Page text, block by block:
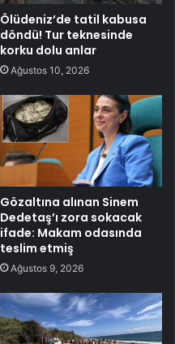
Ölüdeniz’de tatil kabusa
döndü! Tur teknesinde
korku dolu anlar
Ağustos 10, 2026
Gözaltına alınan Sinem
Dedetaş’ı zora sokacak
ifade: Makam odasında
teslim etmiş
Ağustos 9, 2026